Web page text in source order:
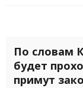
По словам
будет
примут